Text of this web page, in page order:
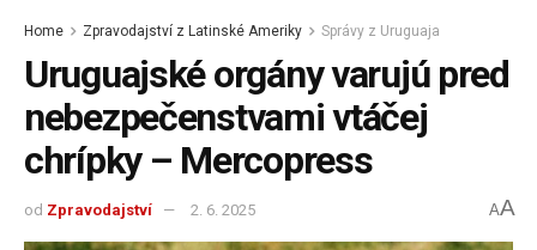
Home Zpravodajství z Latinské Ameriky Správy z Uruguaja
Uruguajské orgány varujú pred
nebezpečenstvami vtáčej
chrípky – Mercopress
od Zpravodajství 2. 6. 2025 AA